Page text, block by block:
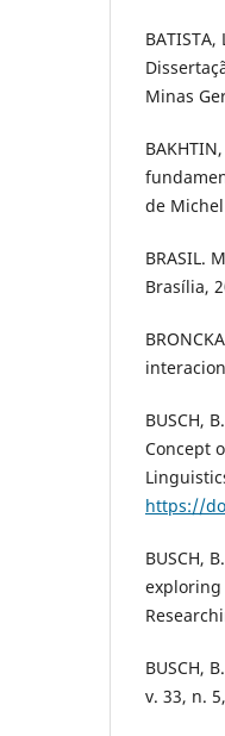
Minas
de
BRASIL.
Brasília,
BUSCH,
Concept
https://
BUSCH,
exploring
BUSCH,
v. 33, n.